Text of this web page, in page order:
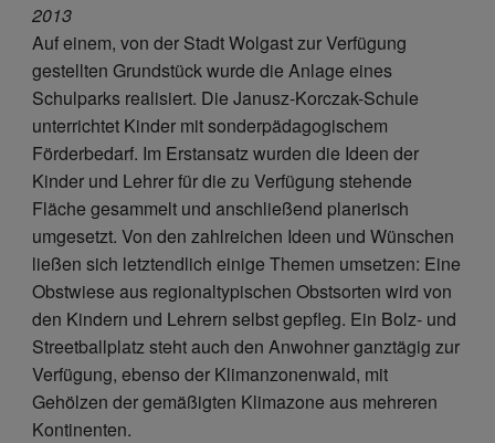
2013
Auf einem, von der Stadt Wolgast zur Verfügung
gestellten Grundstück wurde die Anlage eines
Schulparks realisiert. Die Janusz-Korczak-Schule
unterrichtet Kinder mit sonderpädagogischem
Förderbedarf. Im Erstansatz wurden die Ideen der
Kinder und Lehrer für die zu Verfügung stehende
Fläche gesammelt und anschließend planerisch
umgesetzt. Von den zahlreichen Ideen und Wünschen
ließen sich letztendlich einige Themen umsetzen: Eine
Obstwiese aus regionaltypischen Obstsorten wird von
den Kindern und Lehrern selbst gepfleg. Ein Bolz- und
Streetballplatz steht auch den Anwohner ganztägig zur
Verfügung, ebenso der Klimanzonenwald, mit
Gehölzen der gemäßigten Klimazone aus mehreren
Kontinenten.